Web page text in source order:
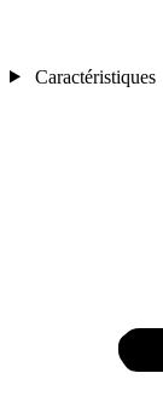
Caractéristiques